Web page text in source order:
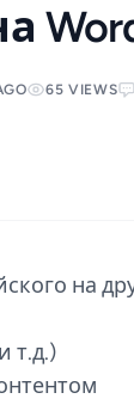
65 VIEWS
на
т.д.)